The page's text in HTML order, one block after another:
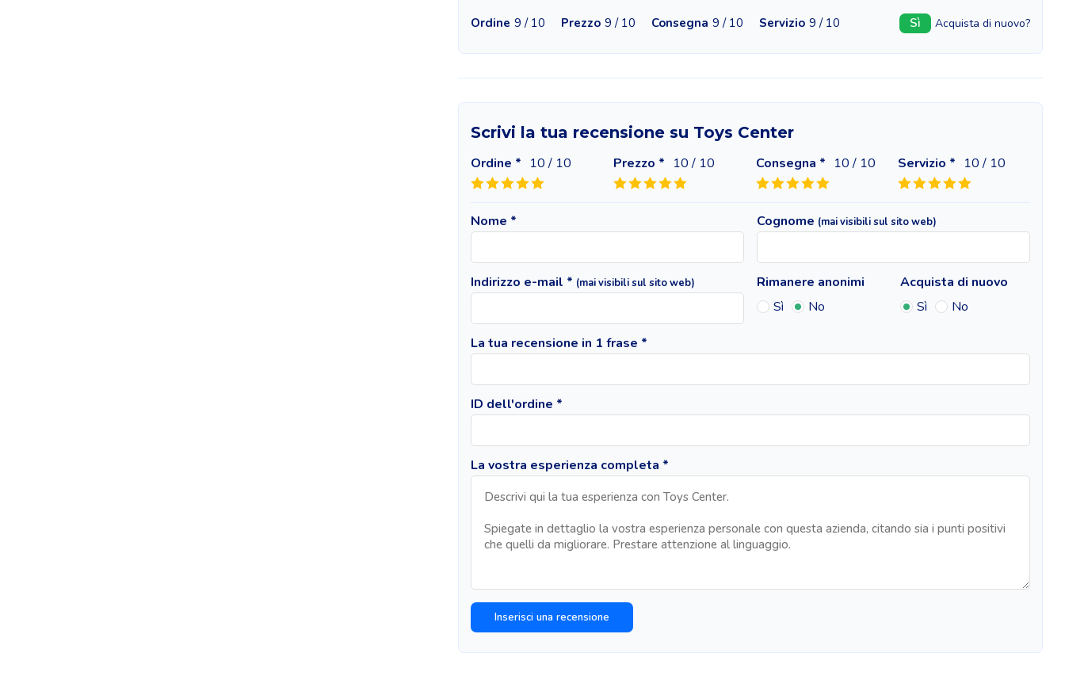
Ordine 9 / 10 Prezzo 9 / 10 Consegna 9 / 10 Servizio 9 / 10 Sì Acquista di nuovo?
Scrivi la tua recensione su Toys Center
Ordine * 10/ 10 Prezzo * 10/ 10 Consegna * 10/ 10 Servizio * 10/ 10
Nome * Cognome (mai visibili sul sito web)
Indirizzo e-mail * (mai visibili sul sito web)
Rimanere anonimi
Sì
No
Acquista di nuovo
Sì
No
La tua recensione in 1 frase *
ID dell'ordine *
La vostra esperienza completa *